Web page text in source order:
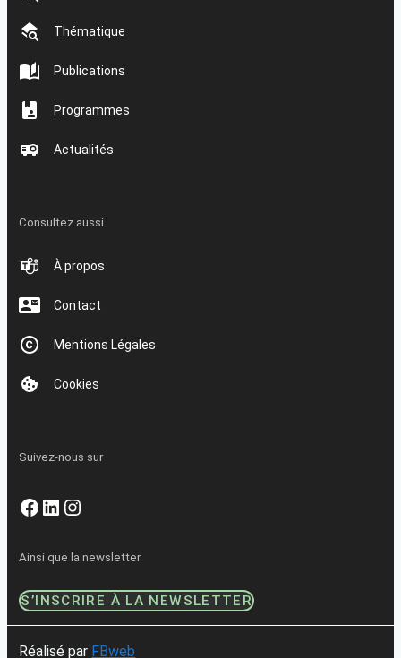
Thématique
Publications
Programmes
Actualités
Consultez aussi
À propos
Contact
Mentions Légales
Cookies
Suivez-nous sur
Facebook
LinkedIn
Instagram
Ainsi que la newsletter
S’INSCRIRE À LA NEWSLETTER
Réalisé par FBweb